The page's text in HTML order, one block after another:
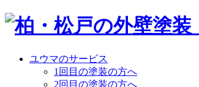
ユウマのサービス
1回目の塗装の方へ
2回目の塗装の方へ